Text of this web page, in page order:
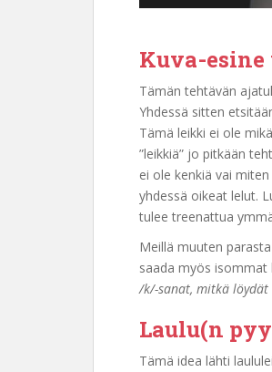
Kuva-
Tämän tehtävän
Yhdessä sitten
Tämä leikki ei ole
”leikkiä” jo pitkään
ei ole kenkiä vai
yhdessä oikeat lelut.
tulee treenattua
Meillä muuten
saada myös
/k/-sanat, mitkä
Laulu(n
Tämä idea lähti